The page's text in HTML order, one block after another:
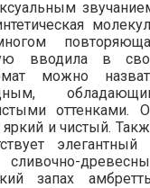
вводила в
можно
оттенками.
и чистый.
элегантный
запах